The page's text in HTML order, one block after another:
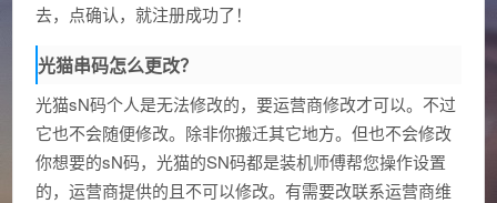
去，点确认，就注册成功了！
光猫串码怎么更改？
光猫sN码个人是无法修改的，要运营商修改才可以。不过
它也不会随便修改。除非你搬迁其它地方。但也不会修改
你想要的sN码，光猫的SN码都是装机师傅帮您操作设置
的，运营商提供的且不可以修改。有需要改联系运营商维